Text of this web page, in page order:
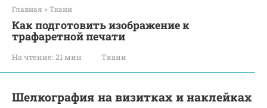
Главная » Ткани
Как подготовить изображение к
трафаретной печати
На чтение: 21 мин Ткани
Шелкография на визитках и наклейках